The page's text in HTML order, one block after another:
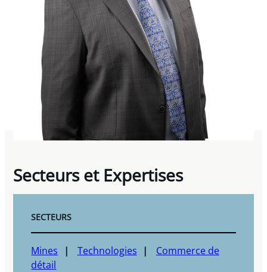
Secteurs et Expertises
SECTEURS
Mines Technologies
Commerce de
détail